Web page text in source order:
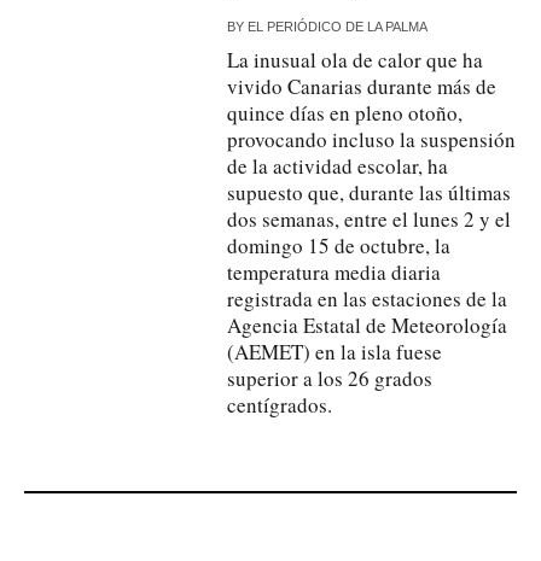
BY EL PERIÓDICO DE LA PALMA
La inusual ola de calor que ha
vivido Canarias durante más de
quince días en pleno otoño,
provocando incluso la suspensión
de la actividad escolar, ha
supuesto que, durante las últimas
dos semanas, entre el lunes 2 y el
domingo 15 de octubre, la
temperatura media diaria
registrada en las estaciones de la
Agencia Estatal de Meteorología
(AEMET) en la isla fuese
superior a los 26 grados
centígrados.